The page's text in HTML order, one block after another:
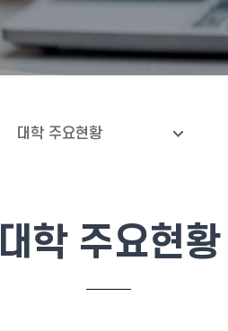
대학 주요현황
대학 주요현황